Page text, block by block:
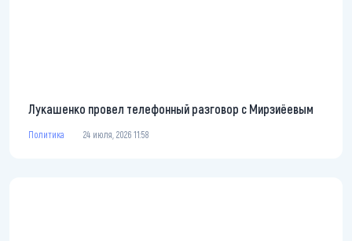
Лукашенко провел телефонный разговор с Мирзиёевым
Политика 24 июля, 2026 11:58